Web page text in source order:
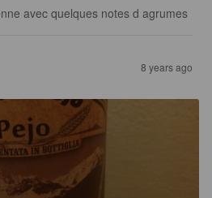
avec quelques notes d agrumes
8 years ago